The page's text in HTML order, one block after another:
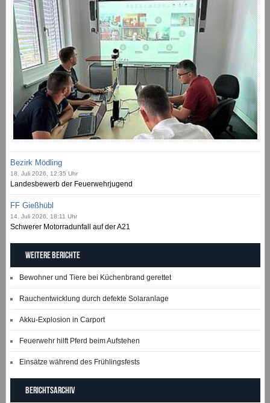
Bezirk Mödling
18. Juli 2026, 12:35 Uhr
Landesbewerb der Feuerwehrjugend
FF Gießhübl
14. Juli 2026, 18:11 Uhr
Schwerer Motorradunfall auf der A21
Weitere Berichte
Bewohner und Tiere bei Küchenbrand gerettet
Rauchentwicklung durch defekte Solaranlage
Akku-Explosion in Carport
Feuerwehr hilft Pferd beim Aufstehen
Einsätze während des Frühlingsfests
Berichtsarchiv